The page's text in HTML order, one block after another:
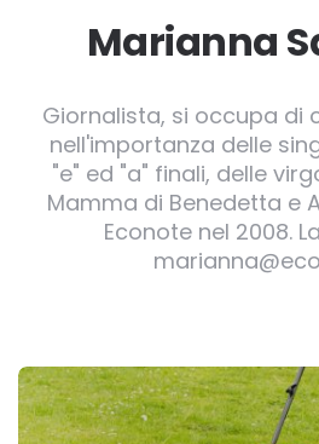
Marianna
Giornalista, si occupa di
nell'importanza delle
"e" ed "a" finali, delle
Mamma di Benedetta e
Econote nel 2008.
Post
navigation